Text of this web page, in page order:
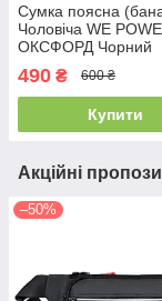
Сумка поясна
Чоловіча WE
ОКСФОРД Чорний
490 ₴ 600 ₴
Купити
Акційні
–50%